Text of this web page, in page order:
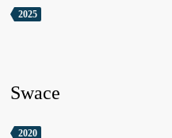
2025
Swace
2020